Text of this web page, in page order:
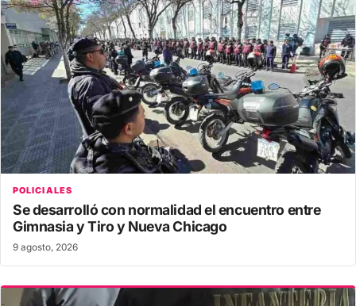
POLICIALES
Se desarrolló con normalidad el encuentro entre
Gimnasia y Tiro y Nueva Chicago
9 agosto, 2026